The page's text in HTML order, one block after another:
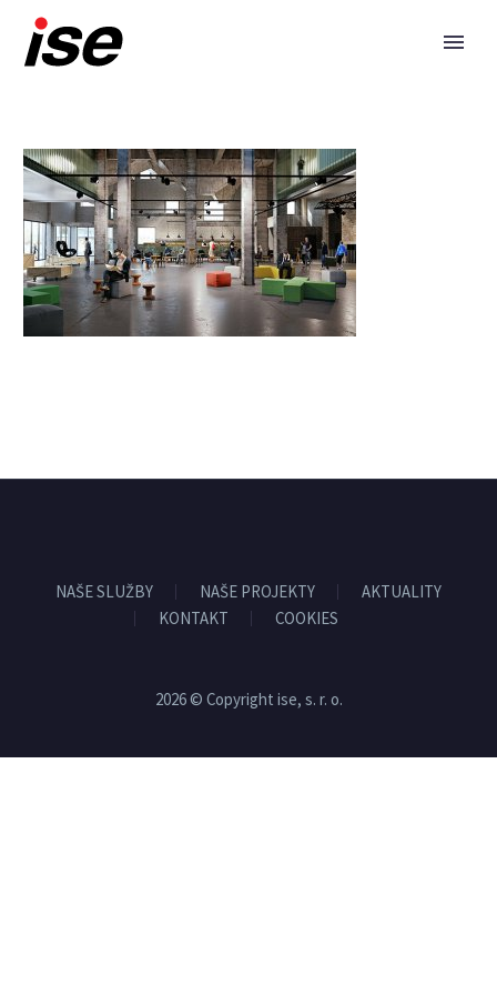
NAŠE SLUŽBY NAŠE PROJEKTY
AKTUALITY
KONTAKT
COOKIES
2026 © Copyright ise, s. r. o.